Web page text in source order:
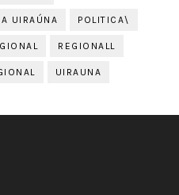
UIRAÚNA POLITICA\
REGIONALL
UIRAUNA